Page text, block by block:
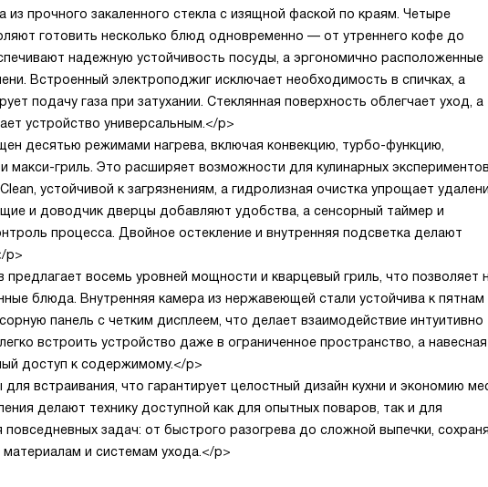
из прочного закаленного стекла с изящной фаской по краям. Четыре
готовить несколько блюд одновременно — от утреннего кофе до
надежную устойчивость посуды, а эргономично расположенные
Встроенный электроподжиг исключает необходимость в спичках, а
подачу газа при затухании. Стеклянная поверхность облегчает уход, а
устройство универсальным.</p>
десятью режимами нагрева, включая конвекцию, турбо-функцию,
гриль. Это расширяет возможности для кулинарных экспериментов.
устойчивой к загрязнениям, а гидролизная очистка упрощает
и доводчик дверцы добавляют удобства, а сенсорный таймер и
процесса. Двойное остекление и внутренняя подсветка делают
p>
восемь уровней мощности и кварцевый гриль, что позволяет
блюда. Внутренняя камера из нержавеющей стали устойчива к пятнам
панель с четким дисплеем, что делает взаимодействие интуитивно
встроить устройство даже в ограниченное пространство, а навесная
доступ к содержимому.</p>
встраивания, что гарантирует целостный дизайн кухни и экономию
делают технику доступной как для опытных поваров, так и для
задач: от быстрого разогрева до сложной выпечки,
и системам ухода.</p>